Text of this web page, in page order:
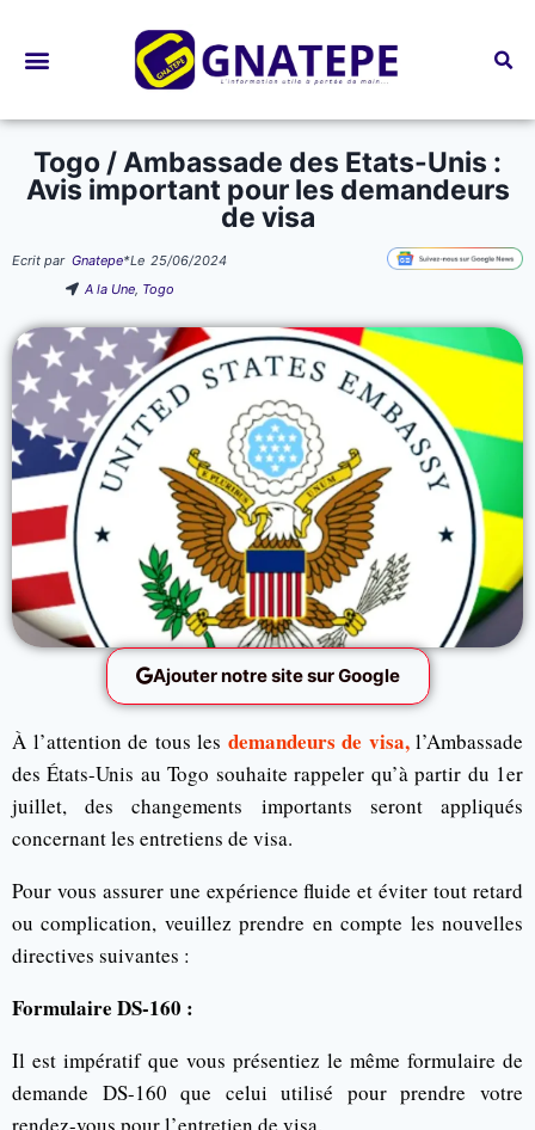
Togo / Ambassade des Etats-Unis :
Avis important pour les demandeurs
de visa
Ecrit par Gnatepe*Le 25/06/2024
A la Une, Togo
Ajouter notre site sur Google
À l’attention de tous les demandeurs de visa,l’Ambassade
des États-Unis au Togo souhaite rappeler qu’à partir du 1er
juillet, des changements importants seront appliqués
concernant les entretiens de visa.
Pour vous assurer une expérience fluide et éviter tout retard
ou complication, veuillez prendre en compte les nouvelles
directives suivantes :
Formulaire DS-160 :
Il est impératif que vous présentiez le même formulaire de
demande DS-160 que celui utilisé pour prendre votre
rendez-vous pour l’entretien de visa.